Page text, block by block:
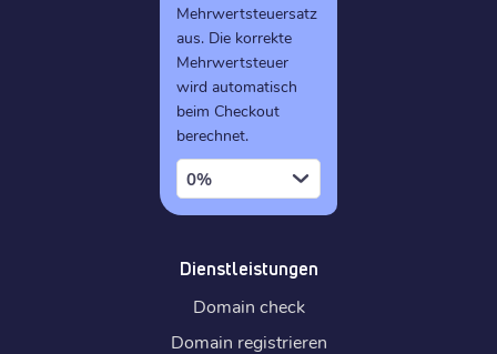
Mehrwertsteuersatz
aus. Die korrekte
Mehrwertsteuer
wird automatisch
beim Checkout
berechnet.
0%
Dienstleistungen
Domain check
Domain registrieren